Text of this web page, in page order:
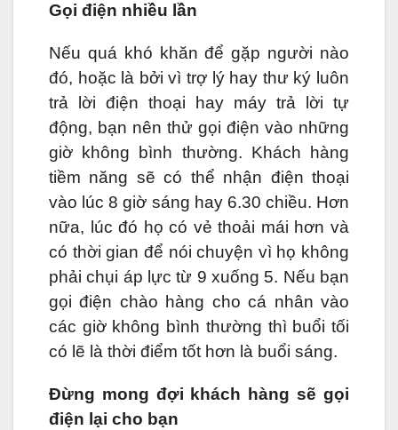
Gọi điện nhiều lần
Nếu quá khó khăn để gặp người nào
đó, hoặc là bởi vì trợ lý hay thư ký luôn
trả lời điện thoại hay máy trả lời tự
động, bạn nên thử gọi điện vào những
giờ không bình thường. Khách hàng
tiềm năng sẽ có thể nhận điện thoại
vào lúc 8 giờ sáng hay 6.30 chiều. Hơn
nữa, lúc đó họ có vẻ thoải mái hơn và
có thời gian để nói chuyện vì họ không
phải chụi áp lực từ 9 xuống 5. Nếu bạn
gọi điện chào hàng cho cá nhân vào
các giờ không bình thường thì buổi tối
có lẽ là thời điểm tốt hơn là buổi sáng.
Đừng mong đợi khách hàng sẽ gọi
điện lại cho bạn